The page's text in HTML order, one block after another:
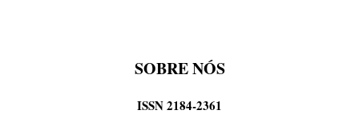
SOBRE NÓS
ISSN 2184-2361